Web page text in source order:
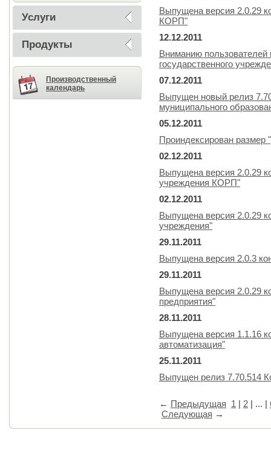
Услуги
Продукты
Производственный
календарь
Выпущена версия 2.0.29
КОРП"
12.12.2011
Вниманию пользователей
государственного
07.12.2011
Выпущен новый релиз
муниципального
05.12.2011
Проиндексирован размер
02.12.2011
Выпущена версия 2.0.29
учреждения КОРП"
02.12.2011
Выпущена версия 2.0.29
учреждения"
29.11.2011
Выпущена версия 2.0.3
29.11.2011
Выпущена версия 2.0.29
предприятия"
28.11.2011
Выпущена версия 1.1.16
автоматизация"
25.11.2011
Выпущен релиз 7.70.514
← Предыдущая 1 | 2 | ... |
Следующая →